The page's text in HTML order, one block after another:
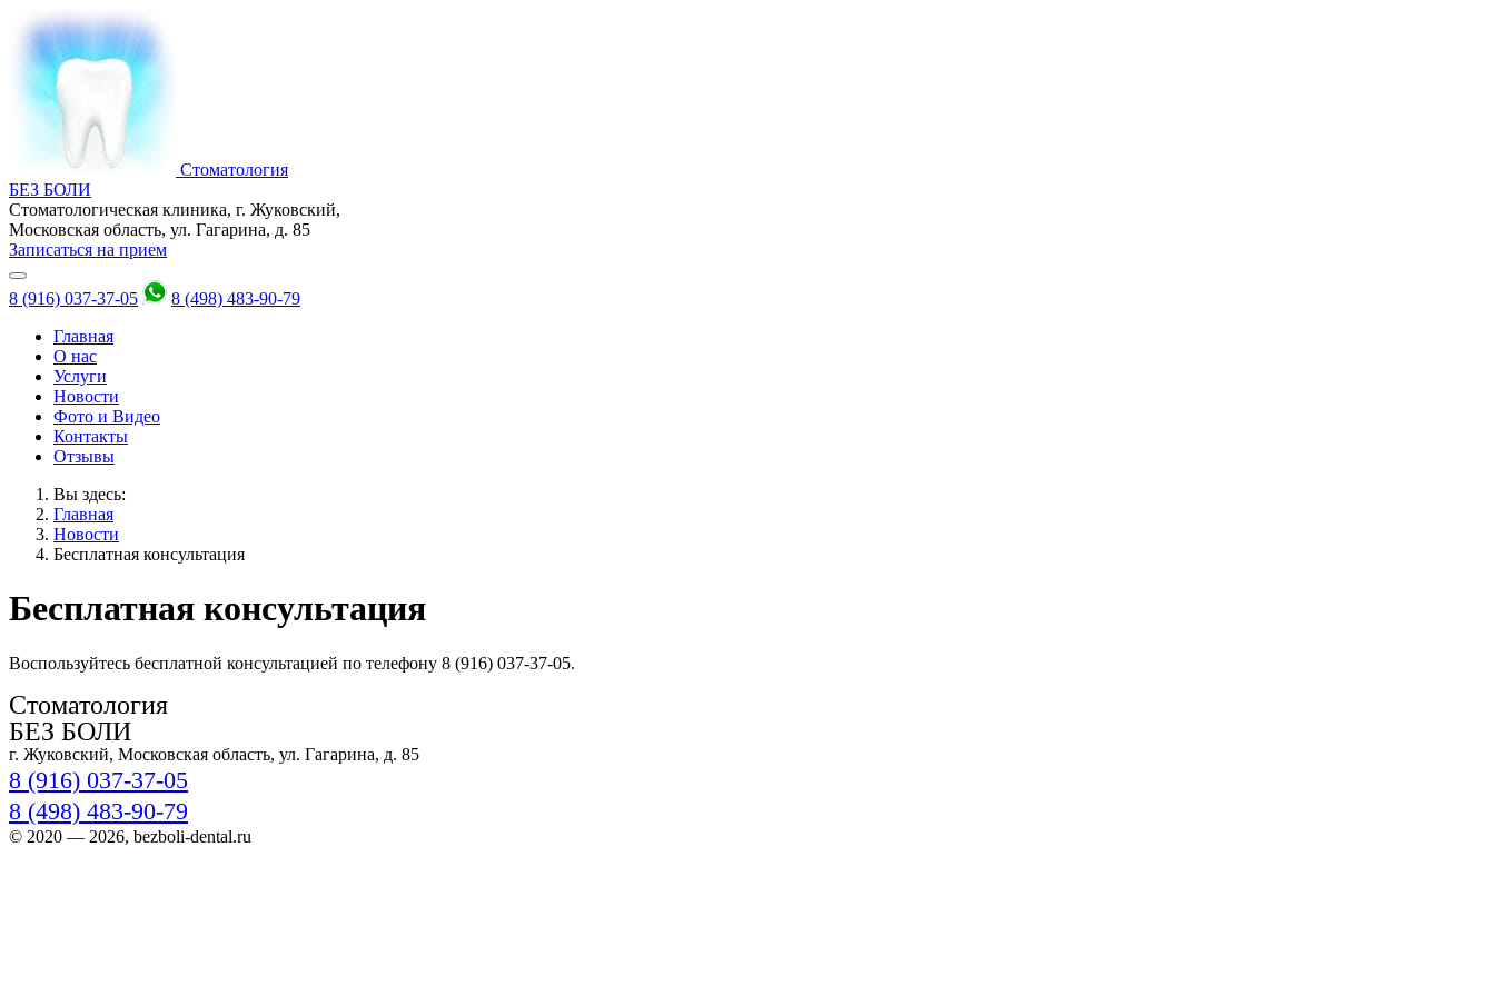
Стоматология
БЕЗ БОЛИ
Стоматологическая клиника, г. Жуковский,
Московская область, ул. Гагарина, д. 85
Записаться на прием
8 (916) 037-37-05
8 (498) 483-90-79
Главная
О нас
Услуги
Новости
Фото и Видео
Контакты
Отзывы
Вы здесь:
Главная
Новости
Бесплатная консультация
Бесплатная консультация
Воспользуйтесь бесплатной консультацией по телефону 8 (916) 037-37-05.
Стоматология
БЕЗ БОЛИ
г. Жуковский, Московская область, ул. Гагарина, д. 85
8 (916) 037-37-05
8 (498) 483-90-79
© 2020 — 2026, bezboli-dental.ru